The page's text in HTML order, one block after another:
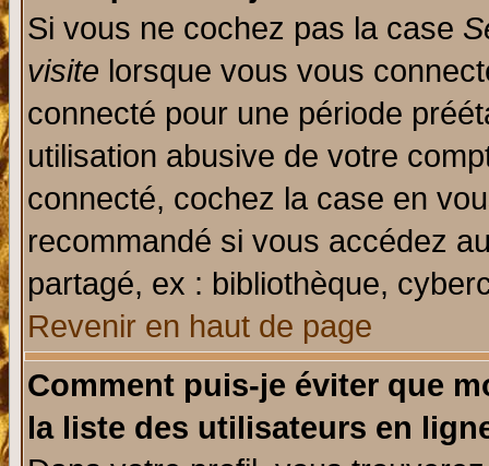
Si vous ne cochez pas la case
visite lorsque vous vous
connecté pour une période
utilisation abusive de votre
connecté, cochez la case en
recommandé si vous accédez
partagé, ex : bibliothèque,
Revenir en haut de page
Comment puis-je éviter que
la liste des utilisateurs en